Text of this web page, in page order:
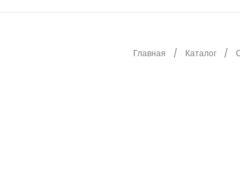
Главная Каталог